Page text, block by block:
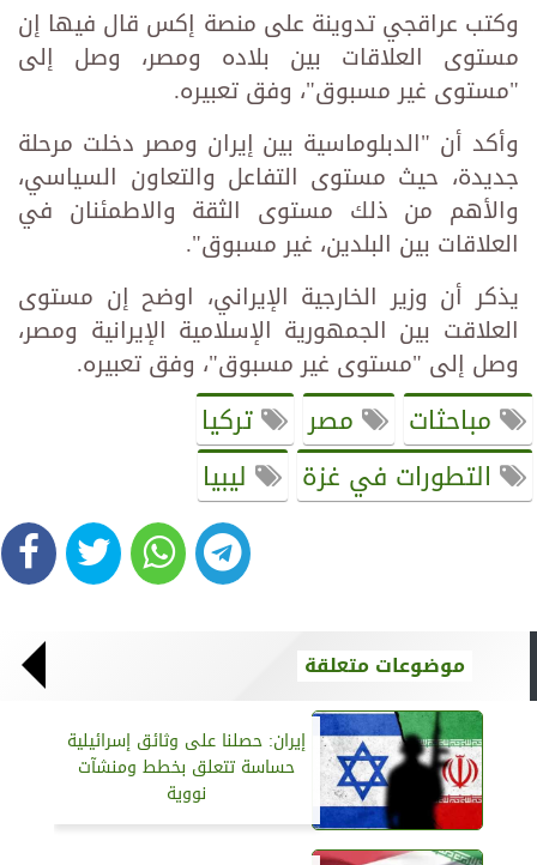
وكتب عراقجي تدوينة على منصة إكس قال فيها إن
مستوى العلاقات بين بلاده ومصر، وصل إلى
"مستوى غير مسبوق"، وفق تعبيره.
وأكد أن "الدبلوماسية بين إيران ومصر دخلت مرحلة
جديدة، حيث مستوى التفاعل والتعاون السياسي،
والأهم من ذلك مستوى الثقة والاطمئنان في
العلاقات بين البلدين، غير مسبوق".
يذكر أن وزير الخارجية الإيراني، اوضح إن مستوى
العلاقت بين الجمهورية الإسلامية الإيرانية ومصر،
وصل إلى "مستوى غير مسبوق"، وفق تعبيره.
مباحثات مصر
تركيا
التطورات في غزة
ليبيا
موضوعات متعلقة
إيران: حصلنا على وثائق إسرائيلية
حساسة تتعلق بخطط ومنشآت
نووية